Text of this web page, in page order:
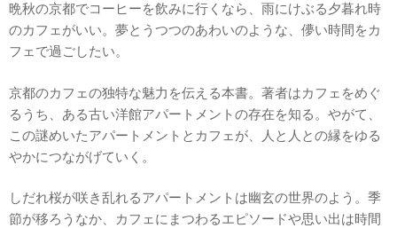
晩秋の京都でコーヒーを飲みに行くなら、雨にけぶる夕暮れ時
のカフェがいい。夢とうつつのあわいのような、儚い時間をカ
フェで過ごしたい。
京都のカフェの独特な魅力を伝える本書。著者はカフェをめぐ
るうち、ある古い洋館アパートメントの存在を知る。やがて、
この謎めいたアパートメントとカフェが、人と人との縁をゆる
やかにつながげていく。
しだれ桜が咲き乱れるアパートメントは幽玄の世界のよう。季
節が移ろうなか、カフェにまつわるエピソードや思い出は時間